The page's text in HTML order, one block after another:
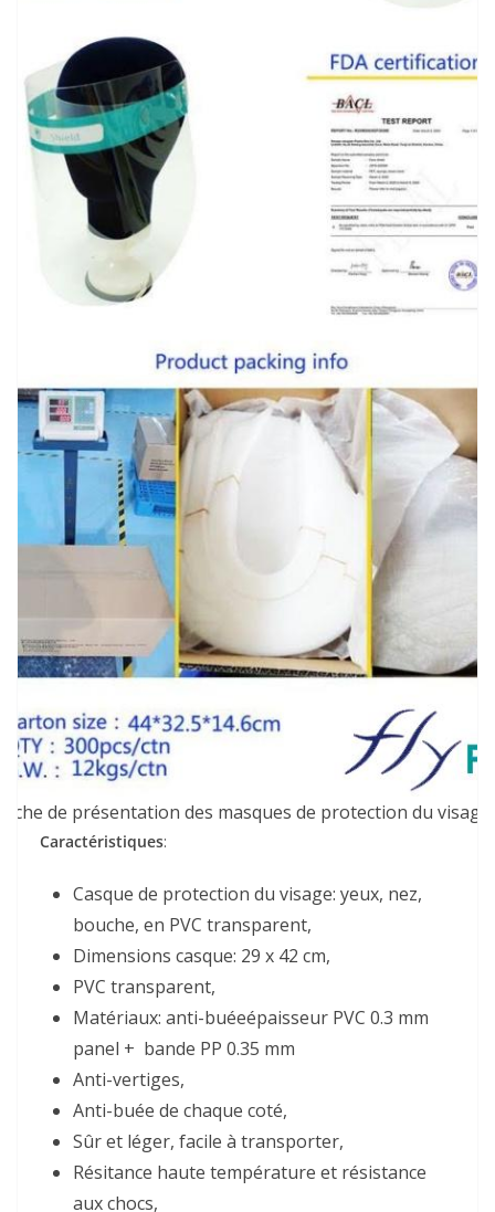
Fiche de présentation des masques de protection du visage.
Caractéristiques:
Casque de protection du visage: yeux, nez,
bouche, en PVC transparent,
Dimensions casque: 29 x 42 cm,
PVC transparent,
Matériaux: anti-buéeépaisseur PVC 0.3 mm
panel + bande PP 0.35 mm
Anti-vertiges,
Anti-buée de chaque coté,
Sûr et léger, facile à transporter,
Résitance haute température et résistance
aux chocs,